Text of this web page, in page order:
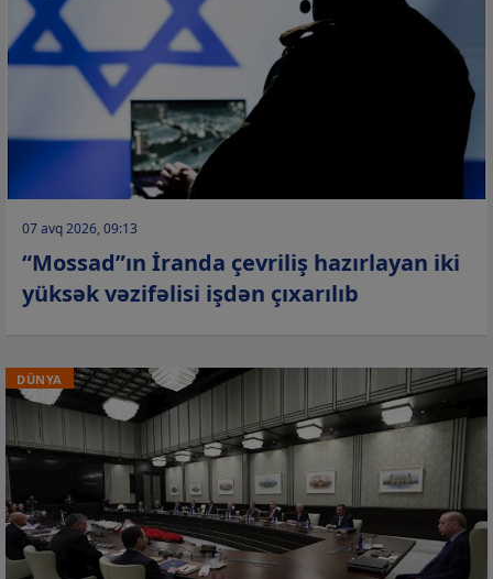
07 avq 2026, 09:13
“Mossad”ın İranda çevriliş hazırlayan iki
yüksək vəzifəlisi işdən çıxarılıb
DÜNYA